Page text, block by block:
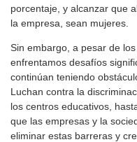
porcentaje, y alcanzar que
la empresa, sean mujeres.
Sin embargo, a pesar de
enfrentamos desafíos
continúan teniendo
Luchan contra la
los centros educativos,
que las empresas y la
eliminar estas barreras y